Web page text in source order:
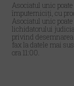
Asociatul unic
împuterniciţi, cu
Asociatul unic
lichidatorului
privind
fax la datele mai
ora 11:00.